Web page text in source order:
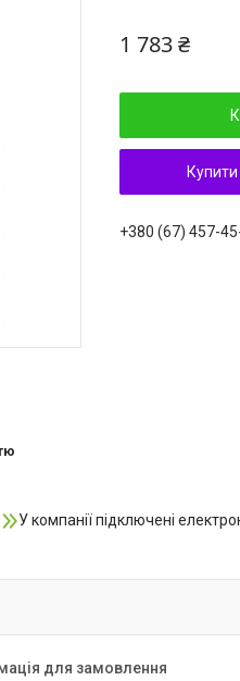
1 783 ₴
Купити
+380 (67) 457-
У компанії підключені
для замовлення